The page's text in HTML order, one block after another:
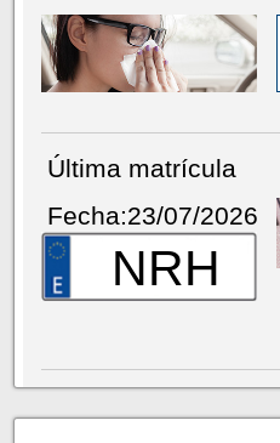
Última matrícula
Fecha:23/07/2026
NRH